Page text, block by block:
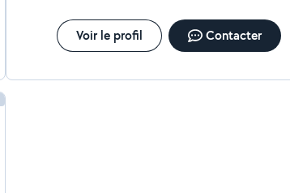
Voir le profil Contacter